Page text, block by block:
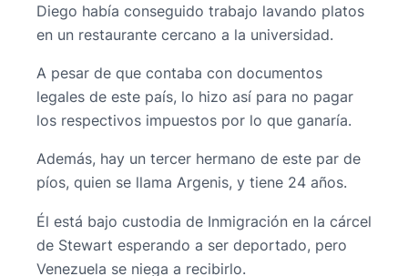
Diego había conseguido trabajo lavando platos
en un restaurante cercano a la universidad.
A pesar de que contaba con documentos
legales de este país, lo hizo así para no pagar
los respectivos impuestos por lo que ganaría.
Además, hay un tercer hermano de este par de
píos, quien se llama Argenis, y tiene 24 años.
Él está bajo custodia de Inmigración en la cárcel
de Stewart esperando a ser deportado, pero
Venezuela se niega a recibirlo.